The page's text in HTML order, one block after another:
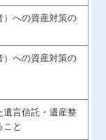
）への資産対策の
）への資産対策の
遺言信託・遺産整
と